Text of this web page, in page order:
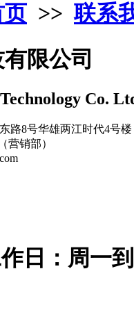
页 >>联系
限公司
Co.
路8号华雄两江时代4号楼
营销部）
日：周一